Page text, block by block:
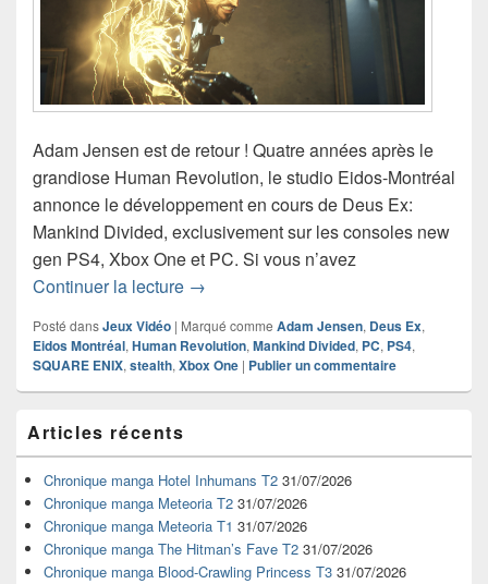
Adam Jensen est de retour ! Quatre années après le
grandiose Human Revolution, le studio Eidos-Montréal
annonce le développement en cours de Deus Ex:
Mankind Divided, exclusivement sur les consoles new
gen PS4, Xbox One et PC. Si vous n’avez
Continuer la lecture Eidos-Montréal officialise Deus Ex:
→
Posté dansJeux Vidéo | Marqué comme Adam Jensen, Deus Ex,
Eidos Montréal, Human Revolution, Mankind Divided, PC, PS4,
SQUARE ENIX, stealth, Xbox One | Publier un commentaire
principale
de
widget
pour
barre
latérale
Articles récents
Chronique manga Hotel Inhumans T2 31/07/2026
Chronique manga Meteoria T2 31/07/2026
Chronique manga Meteoria T1 31/07/2026
Chronique manga The Hitman’s Fave T2 31/07/2026
Chronique manga Blood-Crawling Princess T3 31/07/2026